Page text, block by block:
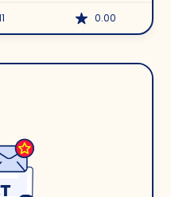
0.00